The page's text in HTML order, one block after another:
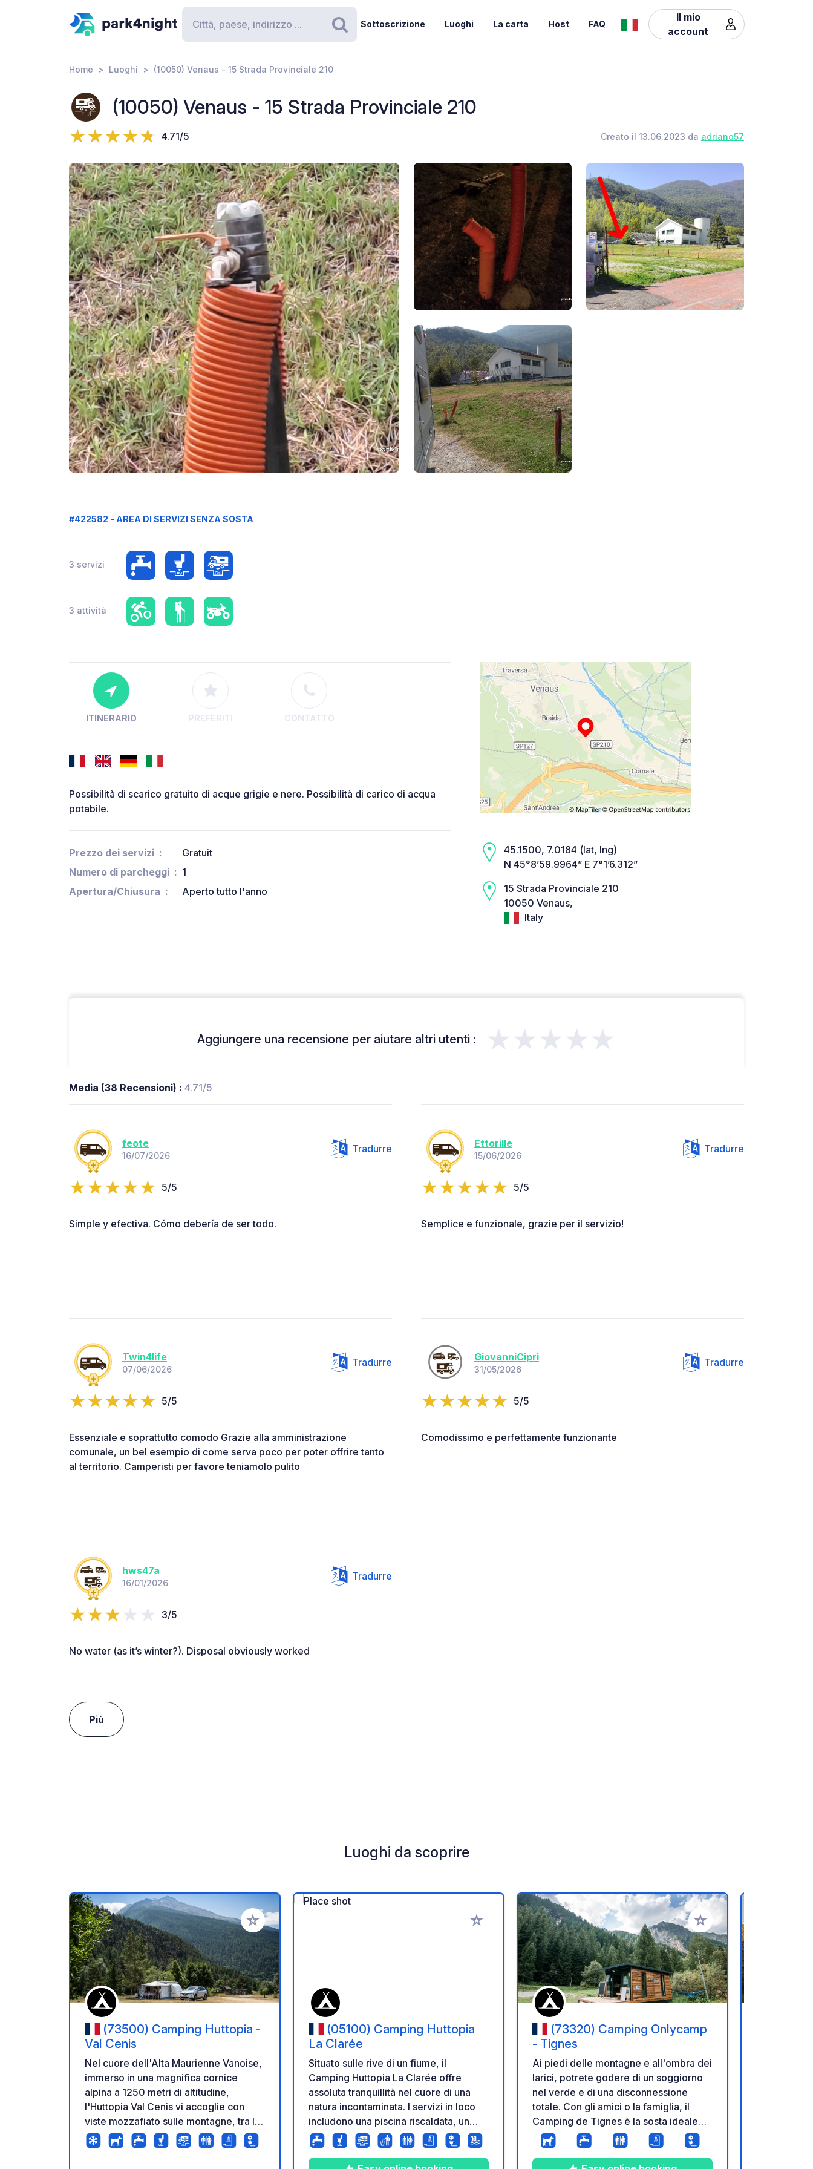
Ricerca
Sottoscrizione Luoghi La carta Host FAQ
Il mio
account
Home Luoghi (10050) Venaus - 15 Strada Provinciale 210
(10050) Venaus - 15 Strada Provinciale 210
4.71/5 Creato il 13.06.2023 da adriano57
#422582 - AREA DI SERVIZI SENZA SOSTA
3 servizi
3 attività
ITINERARIO PREFERITI CONTATTO
Possibilità di scarico gratuito di acque grigie e nere. Possibilità di carico di acqua
potabile.
Prezzo dei servizi
Gratuit
Numero di parcheggi
1
Apertura/Chiusura
Aperto tutto l'anno
45.1500, 7.0184 (lat, lng)
N 45°8’59.9964” E 7°1’6.312”
15 Strada Provinciale 210
10050 Venaus,
Italy
Aggiungere una recensione per aiutare altri utenti : ★★★★★
Media (38 Recensioni) : 4.71/5
feote
16/07/2026
Tradurre
5/5
Simple y efectiva. Cómo debería de ser todo.
Ettorille
15/06/2026
Tradurre
5/5
Semplice e funzionale, grazie per il servizio!
Twin4life
07/06/2026
Tradurre
5/5
Essenziale e soprattutto comodo Grazie alla amministrazione
comunale, un bel esempio di come serva poco per poter offrire tanto
al territorio. Camperisti per favore teniamolo pulito
GiovanniCipri
31/05/2026
Tradurre
5/5
Comodissimo e perfettamente funzionante
hws47a
16/01/2026
Tradurre
3/5
No water (as it’s winter?). Disposal obviously worked
Più
Luoghi da scoprire
Aggiungi ai tuoi preferiti
(73500) Camping Huttopia -
Val Cenis
Nel cuore dell'Alta Maurienne Vanoise,
immerso in una magnifica cornice
alpina a 1250 metri di altitudine,
l'Huttopia Val Cenis vi accoglie con
viste mozzafiato sulle montagne, tra le
Alpi francesi e italiane. Situato
nell'incantevole borgo di Bramans, nel
Aggiungi ai tuoi preferiti
(05100) Camping Huttopia
La Clarée
Situato sulle rive di un fiume, il
Camping Huttopia La Clarée offre
assoluta tranquillità nel cuore di una
natura incontaminata. I servizi in loco
includono una piscina riscaldata, un
bar-caffetteria e piazzole immerse
nella foresta. Una fuga in riva al fiume,
circondati dalle montagne delle Alte
Aggiungi ai tuoi preferiti
(73320) Camping Onlycamp
- Tignes
Ai piedi delle montagne e all'ombra dei
larici, potrete godere di un soggiorno
nel verde e di una disconnessione
totale. Con gli amici o la famiglia, il
Camping de Tignes è la sosta ideale
che vi permetterà di esplorare i
numerosi sentieri escursionistici e
ammirare i panorami dalle molteplici